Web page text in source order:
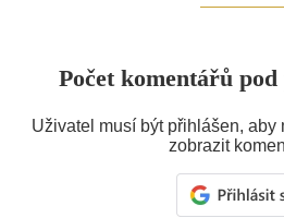
Počet komentářů
Uživatel musí být přihlášen, aby
zobrazit